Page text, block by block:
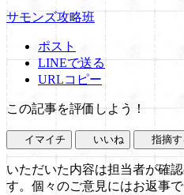
サモンズ攻略班
ポスト
LINEで送る
URLコピー
この記事を評価しよう！
イマイチ いいね 指摘す
いただいた内容は担当者が確
す。個々のご意見にはお返事